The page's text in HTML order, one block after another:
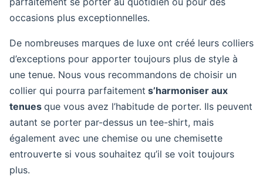
occasions plus exceptionnelles.
De nombreuses marques de luxe ont créé leurs colliers
d’exceptions pour apporter toujours plus de style à
une tenue. Nous vous recommandons de choisir un
collier qui pourra parfaitement s’harmoniser aux
tenues que vous avez l’habitude de porter. Ils peuvent
autant se porter par-dessus un tee-shirt, mais
également avec une chemise ou une chemisette
entrouverte si vous souhaitez qu’il se voit toujours
plus.